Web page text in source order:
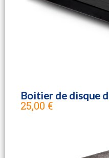
Boitier de disque
25,00 €